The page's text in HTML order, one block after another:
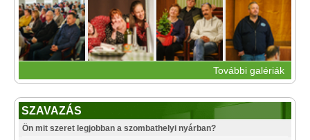
További galériák
SZAVAZÁS
Ön mit szeret legjobban a szombathelyi nyárban?